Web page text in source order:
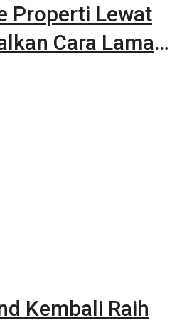
Properti Lewat
Cara Lama
Properti.com
Kembali Raih